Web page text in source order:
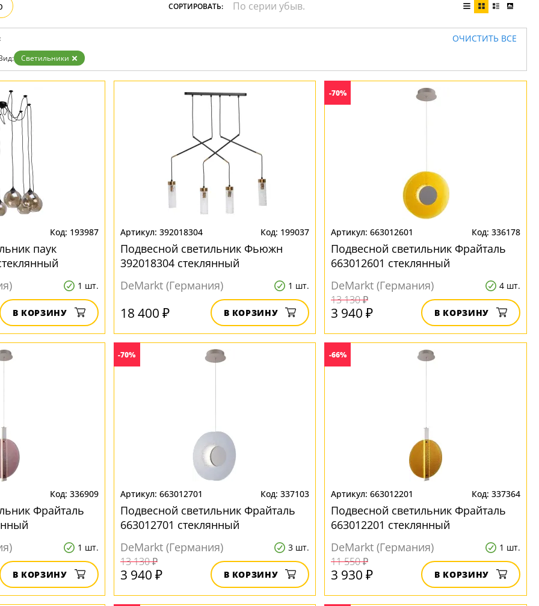
Прозрачные
Черные
СОРТИРОВАТЬ:
ОЧИСТИТЬ ВСЕ
Светильники
193987
паук
1 шт.
В КОРЗИНУ
392018304 199037
Подвесной светильник Фьюжн
392018304 стеклянный
DeMarkt (Германия)
1 шт.
18 400 ₽ В КОРЗИНУ
-70%
663012601 336178
Подвесной светильник Фрайталь
663012601 стеклянный
DeMarkt (Германия)
4 шт.
13 130 ₽
3 940 ₽ В КОРЗИНУ
336909
Фрайталь
1 шт.
В КОРЗИНУ
-70%
663012701 337103
Подвесной светильник Фрайталь
663012701 стеклянный
DeMarkt (Германия)
3 шт.
13 130 ₽
3 940 ₽ В КОРЗИНУ
-66%
663012201 337364
Подвесной светильник Фрайталь
663012201 стеклянный
DeMarkt (Германия)
1 шт.
11 550 ₽
3 930 ₽ В КОРЗИНУ